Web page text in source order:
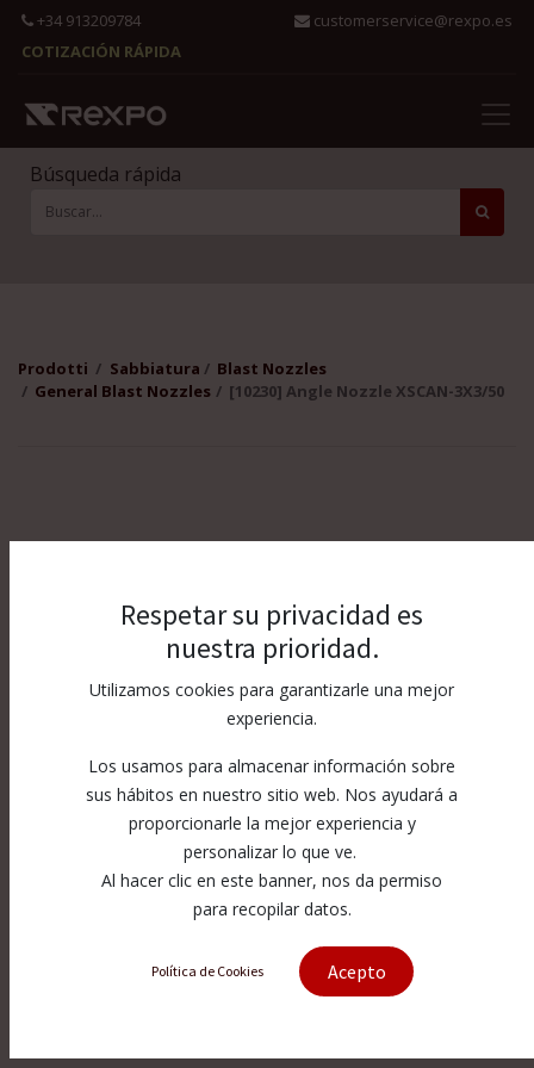
+34 913209784
customerservice@rexpo.es
COTIZACIÓN RÁPIDA
Búsqueda rápida
Prodotti Sabbiatura
Blast Nozzles
General Blast Nozzles
[10230] Angle Nozzle XSCAN-3X3/50
[10230] Angle Nozzle XSCAN-
Respetar su privacidad es
nuestra prioridad.
Utilizamos cookies para garantizarle una mejor
experiencia.
Los usamos para almacenar información sobre
sus hábitos en nuestro sitio web. Nos ayudará a
proporcionarle la mejor experiencia y
personalizar lo que ve.
Al hacer clic en este banner, nos da permiso
para recopilar datos.
Política de Cookies Acepto